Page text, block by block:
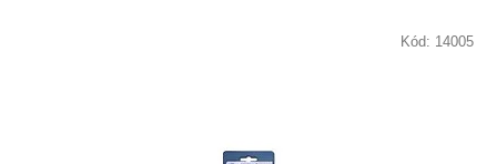
Kód: 14005